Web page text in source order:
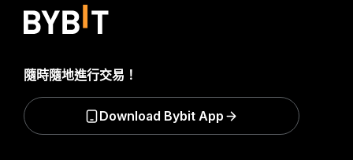
隨時隨地進行交易！
Download Bybit App